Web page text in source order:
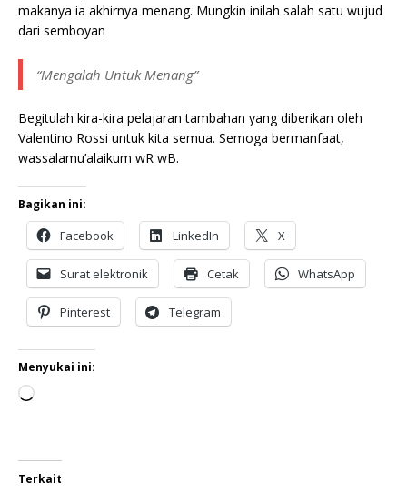
makanya ia akhirnya menang. Mungkin inilah salah satu wujud
dari semboyan
“Mengalah Untuk Menang”
Begitulah kira-kira pelajaran tambahan yang diberikan oleh
Valentino Rossi untuk kita semua. Semoga bermanfaat,
wassalamu’alaikum wR wB.
Bagikan ini:
Facebook LinkedIn X
Surat elektronik Cetak WhatsApp
Pinterest Telegram
Menyukai ini:
Terkait